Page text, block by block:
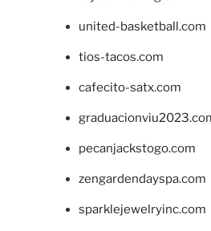
united-basketball.com
tios-tacos.com
cafecito-satx.com
pecanjackstogo.com
zengardendayspa.com
sparklejewelryinc.com